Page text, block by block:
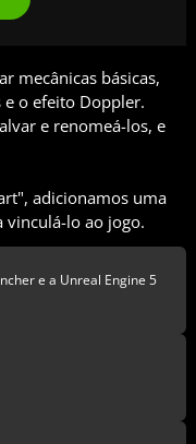
mecânicas básicas,
o efeito Doppler.
e renomeá-los, e
adicionamos uma
vinculá-lo ao jogo.
e a Unreal Engine 5